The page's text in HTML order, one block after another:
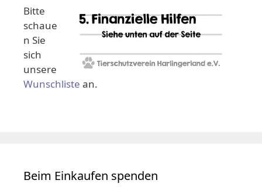
Bitte
schaue
n Sie
sich
unsere
Wunschliste an.
Beim Einkaufen spenden